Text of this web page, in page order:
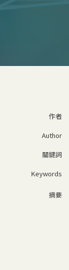
作者
Author
關鍵詞
Keywords
摘要